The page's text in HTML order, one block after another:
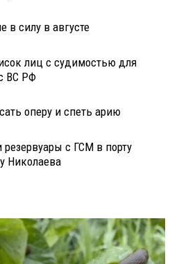
в силу в августе
лиц с судимостью для
ВС РФ
оперу и спеть арию
с ГСМ в порту
Николаева